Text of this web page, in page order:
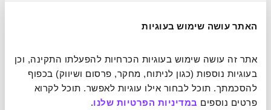
האתר עושה שימוש בעוגיות
פרטים נוספים במדיניות הפרטיות שלנו.
מהסכום שהשקעתי אני בחלקי הספינה ובמהלך הבנייה שלה.
ניחשתי שהאיש עובד בקיוסק על חוף הים ומוכר בו גזוז או
משהו כזה, והוא נהנה להפליג בדמיונות ולחשוב מה היה עושה
אילו. לא התייחסתי לכל העניין ברצינות, אבל לבקשתו הרשיתי